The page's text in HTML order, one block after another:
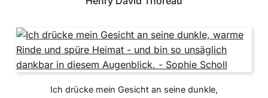
Ich drücke mein Gesicht an seine dunkle,